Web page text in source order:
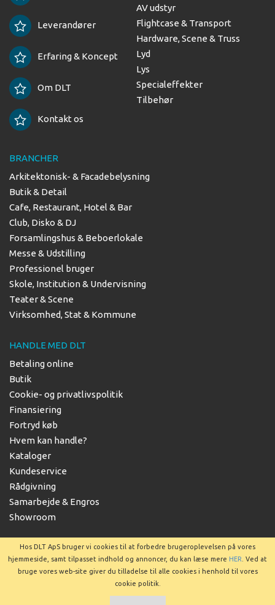
Leverandører
Erfaring & Koncept
Om DLT
Kontakt os
AV udstyr
Flightcase & Transport
Hardware, Scene & Truss
Lyd
Lys
Specialeffekter
Tilbehør
BRANCHER
Arkitektonisk- & Facadebelysning
Butik & Detail
Cafe, Restaurant, Hotel & Bar
Club, Disko & DJ
Forsamlingshus & Beboerlokale
Messe & Udstilling
Professionel bruger
Skole, Institution & Undervisning
Teater & Scene
Virksomhed, Stat & Kommune
HANDLE MED DLT
Betaling online
Butik
Cookie- og privatlivspolitik
Finansiering
Fortryd køb
Hvem kan handle?
Kataloger
Kundeservice
Rådgivning
Samarbejde & Engros
Showroom
Copyright © 2025 DLT ApS
Hos DLT ApS bruger vi cookies til at forbedre brugeroplevelsen på vores
hjemmeside, samt tilpasset indhold og annoncer, du kan læse mere HER . Ved at
bruge vores web-site giver du tilladelse til alle cookies i henhold til vores
cookie politik.